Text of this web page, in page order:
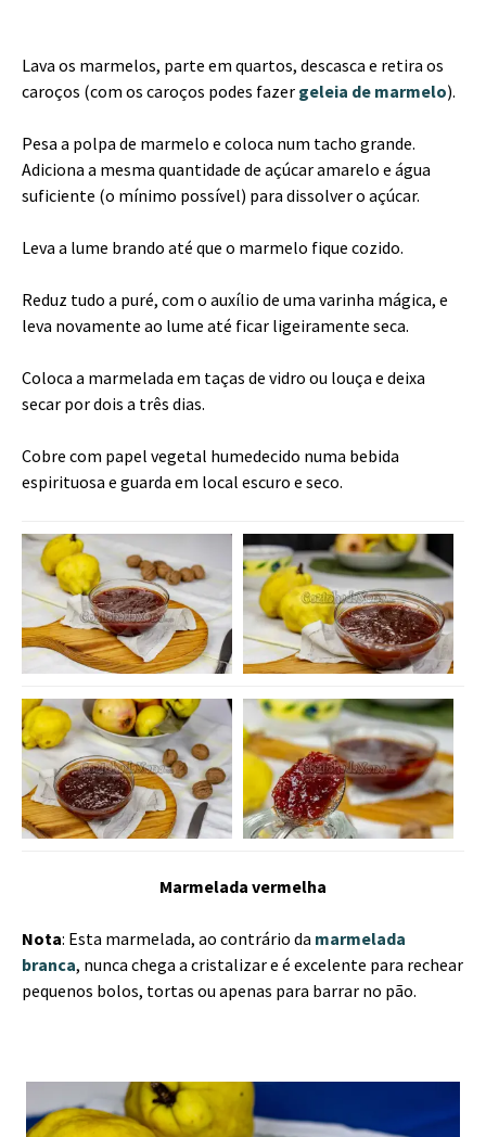
Lava os marmelos, parte em quartos, descasca e retira os
caroços (com os caroços podes fazer geleia de marmelo).
Pesa a polpa de marmelo e coloca num tacho grande.
Adiciona a mesma quantidade de açúcar amarelo e água
suficiente (o mínimo possível) para dissolver o açúcar.
Leva a lume brando até que o marmelo fique cozido.
Reduz tudo a puré, com o auxílio de uma varinha mágica, e
leva novamente ao lume até ficar ligeiramente seca.
Coloca a marmelada em taças de vidro ou louça e deixa
secar por dois a três dias.
Cobre com papel vegetal humedecido numa bebida
espirituosa e guarda em local escuro e seco.
Marmelada vermelha
Nota: Esta marmelada, ao contrário da marmelada
branca, nunca chega a cristalizar e é excelente para rechear
pequenos bolos, tortas ou apenas para barrar no pão.